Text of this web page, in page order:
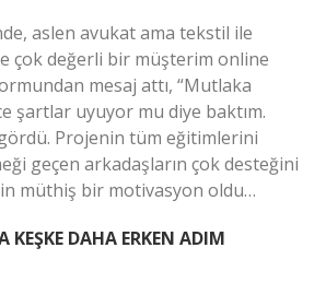
aslen avukat ama tekstil ile
çok değerli bir müşterim online
mesaj attı, “Mutlaka
şartlar uyuyor mu diye baktım.
Projenin tüm eğitimlerini
geçen arkadaşların çok desteğini
müthiş bir motivasyon oldu…
KEŞKE DAHA ERKEN ADIM